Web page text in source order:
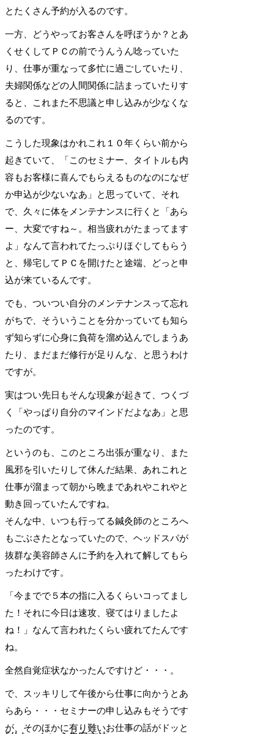
とたくさん予約が入るのです。
一方、どうやってお客さんを呼ぼうか？とあ
くせくしてＰＣの前でうんうん唸っていた
り、仕事が重なって多忙に過ごしていたり、
夫婦関係などの人間関係に詰まっていたりす
ると、これまた不思議と申し込みが少なくな
るのです。
こうした現象はかれこれ１０年くらい前から
起きていて、「このセミナー、タイトルも内
容もお客様に喜んでもらえるものなのになぜ
か申込が少ないなあ」と思っていて、それ
で、久々に体をメンテナンスに行くと「あら
ー、大変ですね～。相当疲れがたまってます
よ」なんて言われてたっぷりほぐしてもらう
と、帰宅してＰＣを開けたと途端、どっと申
込が来ているんです。
でも、ついつい自分のメンテナンスって忘れ
がちで、そういうことを分かっていても知ら
ず知らずに心身に負荷を溜め込んでしまうあ
たり、まだまだ修行が足りんな、と思うわけ
ですが。
実はつい先日もそんな現象が起きて、つくづ
く「やっぱり自分のマインドだよなあ」と思
ったのです。
というのも、このところ出張が重なり、また
風邪を引いたりして休んだ結果、あれこれと
仕事が溜まって朝から晩まであれやこれやと
動き回っていたんですね。
そんな中、いつも行ってる鍼灸師のところへ
もごぶさたとなっていたので、ヘッドスパが
抜群な美容師さんに予約を入れて解してもら
ったわけです。
「今までで５本の指に入るくらいコってまし
た！それに今日は速攻、寝てはりましたよ
ね！」なんて言われたくらい疲れてたんです
ね。
全然自覚症状なかったんですけど・・・。
で、スッキリして午後から仕事に向かうとあ
らあら・・・セミナーの申し込みもそうです
が、そのほかに有り難いお仕事の話がドッと